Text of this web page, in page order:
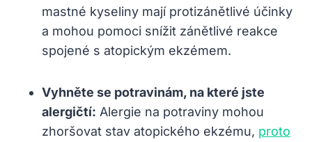
mastné kyseliny mají protizánětlivé účinky
a mohou pomoci snížit zánětlivé reakce
spojené s atopickým ekzémem.
Vyhněte se potravinám, na které jste
alergičtí: Alergie na potraviny mohou
zhoršovat stav atopického ekzému, proto